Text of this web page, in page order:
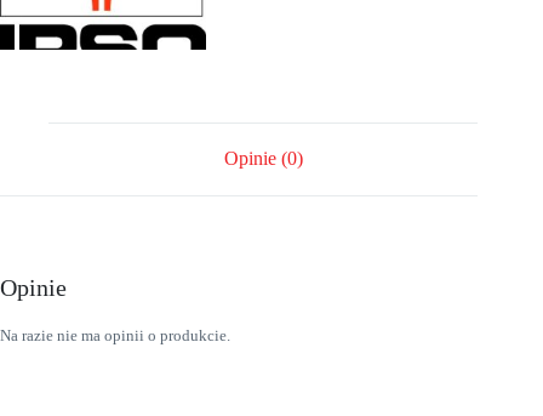
Opinie (0)
Opinie
Na razie nie ma opinii o produkcie.